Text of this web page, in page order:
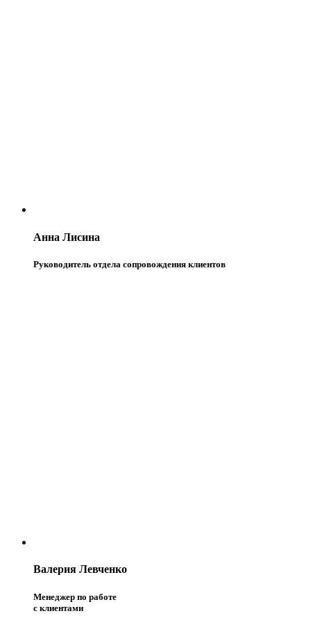
Анна Лисина
Руководитель отдела сопровождения клиентов
Валерия Левченко
Менеджер по работе
с клиентами